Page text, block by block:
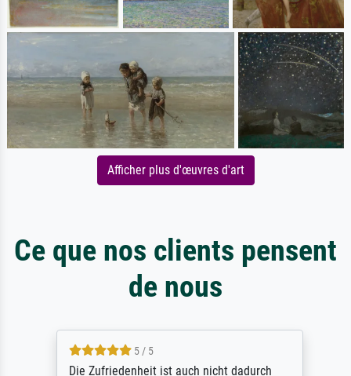
Afficher plus d'œuvres d'art
Ce que nos clients pensent
de nous
5 / 5
Die Zufriedenheit ist auch nicht dadurch